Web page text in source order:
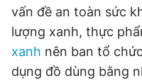
vấn đề an toàn sức
lượng xanh, thực
xanh nên ban tổ
dụng đồ dùng bằng